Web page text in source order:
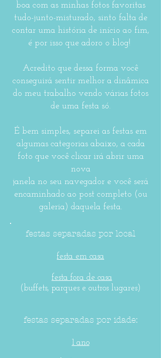
boa com as minhas fotos favoritas
tudo-junto-misturado, sinto falta de
contar uma história de início ao fim,
é por isso que adoro o blog!
Acredito que dessa forma você
conseguirá sentir melhor a dinâmica
do meu trabalho vendo várias fotos
de uma festa só.
É bem simples, separei as festas em
algumas categorias abaixo, a cada
foto que você clicar irá abrir uma
nova
janela no seu navegador e você será
encaminhado ao post completo (ou
galeria) daquela festa.
festas separadas por local
festa em casa
festa fora de casa
(buffets, parques e outros lugares)
festas separadas por idade:
1 ano